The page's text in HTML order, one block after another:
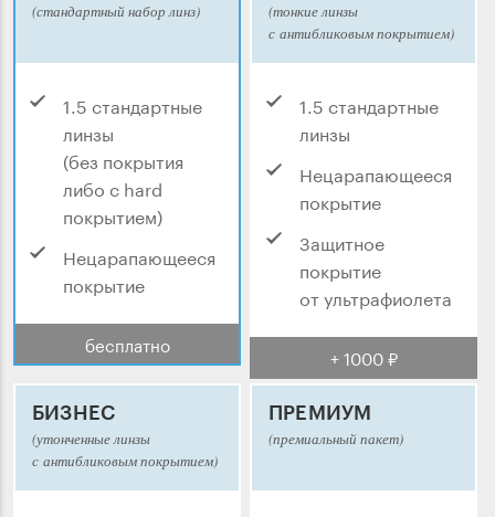
(стандартный набор линз)
1.5 стандартные
линзы
(без покрытия
либо с hard
покрытием)
Нецарапающееся
покрытие
бесплатно
(тонкие линзы
с антибликовым покрытием)
1.5 стандартные
линзы
Нецарапающееся
покрытие
Защитное
покрытие
от ультрафиолета
+ 1000 ₽
БИЗНЕС
(утонченные линзы
с антибликовым покрытием)
ПРЕМИУМ
(премиальный пакет)